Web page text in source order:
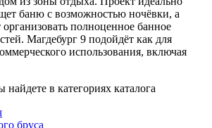
баню с возможностью ночёвки, а
организовать полноценное банное
Магдебург 9 подойдёт как для
использования, включая
в категориях каталога
бруса